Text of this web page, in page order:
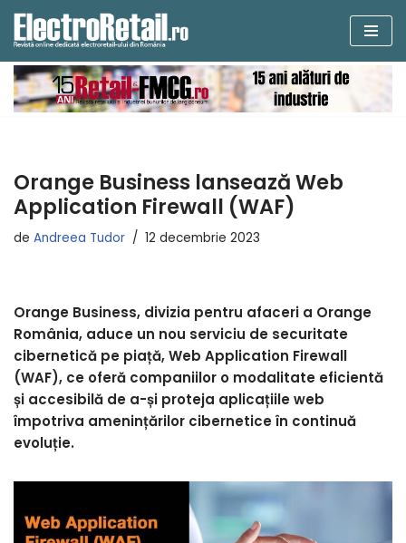
Sari
la
conținut
Orange Business lansează Web
Application Firewall (WAF)
de Andreea Tudor 12 decembrie 2023
Orange Business, divizia pentru afaceri a Orange
România, aduce un nou serviciu de securitate
cibernetică pe piață, Web Application Firewall
(WAF), ce oferă companiilor o modalitate eficientă
și accesibilă de a-și proteja aplicațiile web
împotriva amenințărilor cibernetice în continuă
evoluție.